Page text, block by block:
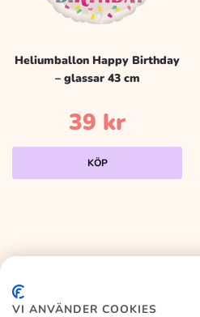
Heliumballon Happy Birthday
– glassar 43 cm
39 kr
KÖP
VI ANVÄNDER COOKIES